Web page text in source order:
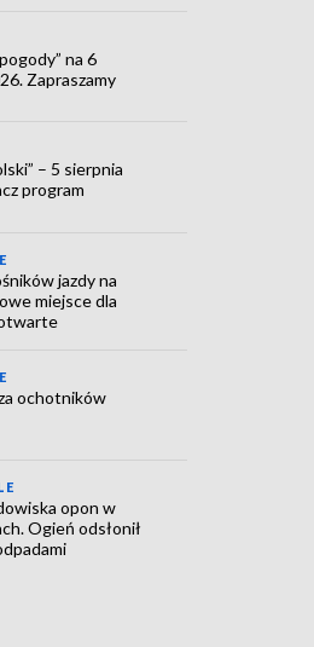
na 6
Zapraszamy
– 5 sierpnia
program
jazdy na
miejsce dla
ochotników
opon w
Ogień odsłonił